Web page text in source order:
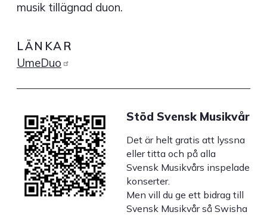
musik tillägnad duon.
LÄNKAR
UmeDuo
Stöd Svensk Musikvår
Det är helt gratis att lyssna
eller titta och på alla
Svensk Musikvårs inspelade
konserter.
Men vill du ge ett bidrag till
Svensk Musikvår så Swisha